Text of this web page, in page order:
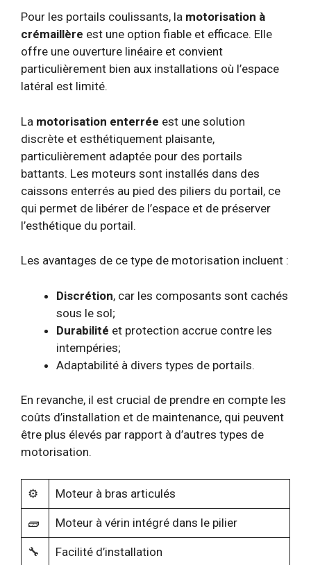
Pour les portails coulissants, la motorisation à
crémaillère est une option fiable et efficace. Elle
offre une ouverture linéaire et convient
particulièrement bien aux installations où l’espace
latéral est limité.
La motorisation enterrée est une solution
discrète et esthétiquement plaisante,
particulièrement adaptée pour des portails
battants. Les moteurs sont installés dans des
caissons enterrés au pied des piliers du portail, ce
qui permet de libérer de l’espace et de préserver
l’esthétique du portail.
Les avantages de ce type de motorisation incluent :
Discrétion, car les composants sont cachés
sous le sol;
Durabilité et protection accrue contre les
intempéries;
Adaptabilité à divers types de portails.
En revanche, il est crucial de prendre en compte les
coûts d’installation et de maintenance, qui peuvent
être plus élevés par rapport à d’autres types de
motorisation.
⚙️ Moteur à bras articulés
🧱 Moteur à vérin intégré dans le pilier
🔧 Facilité d’installation